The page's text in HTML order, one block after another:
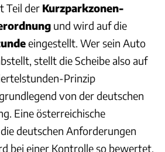
Teil der Kurzparkzonen-
und wird auf die
eingestellt. Wer sein Auto
stellt die Scheibe also auf
Prinzip
von der deutschen
Eine österreichische
deutschen Anforderungen
bei einer Kontrolle so bewertet,